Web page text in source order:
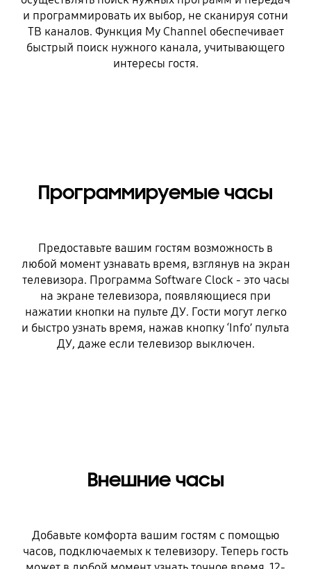
и программировать их выбор, не сканируя сотни
ТВ каналов. Функция My Channel обеспечивает
быстрый поиск нужного канала, учитывающего
интересы гостя.
Программируемые часы
Предоставьте вашим гостям возможность в
любой момент узнавать время, взглянув на экран
телевизора. Программа Software Clock - это часы
на экране телевизора, появляющиеся при
нажатии кнопки на пульте ДУ. Гости могут легко
и быстро узнать время, нажав кнопку ‘Info’ пульта
ДУ, даже если телевизор выключен.
Внешние часы
Добавьте комфорта вашим гостям с помощью
часов, подключаемых к телевизору. Теперь гость